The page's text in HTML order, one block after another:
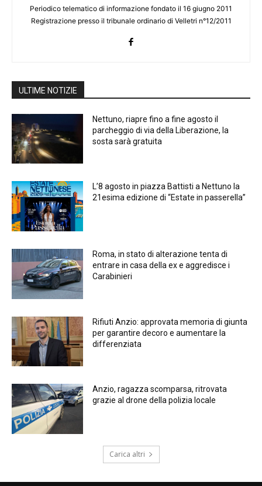
Periodico telematico di informazione fondato il 16 giugno 2011
Registrazione presso il tribunale ordinario di Velletri n°12/2011
ULTIME NOTIZIE
Nettuno, riapre fino a fine agosto il
parcheggio di via della Liberazione, la
sosta sarà gratuita
L’8 agosto in piazza Battisti a Nettuno la
21esima edizione di “Estate in passerella”
Roma, in stato di alterazione tenta di
entrare in casa della ex e aggredisce i
Carabinieri
Rifiuti Anzio: approvata memoria di giunta
per garantire decoro e aumentare la
differenziata
Anzio, ragazza scomparsa, ritrovata
grazie al drone della polizia locale
Carica altri